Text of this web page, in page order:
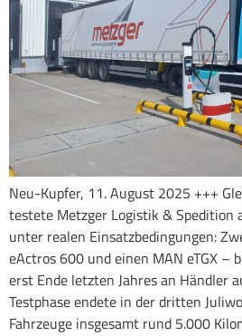
Neu-Kupfer, 11. August 2025 +++
testete Metzger Logistik & Spedition
unter realen Einsatzbedingungen:
eActros 600 und einen MAN eTGX –
erst Ende letzten Jahres an Händler
Testphase endete in der dritten
Fahrzeuge insgesamt rund 5.000